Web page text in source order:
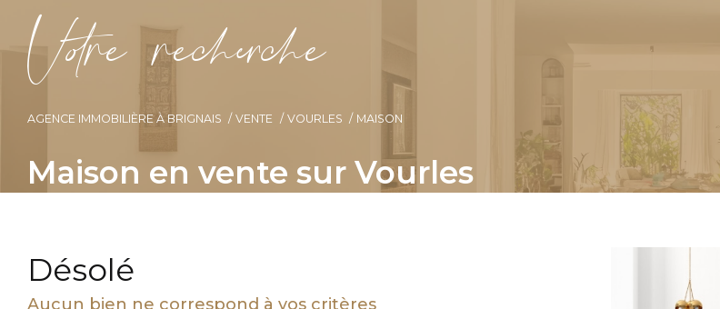
Vore recece
AGENCE IMMOBILIÈRE À BRIGNAIS VENTE VOURLES MAISON
Maison en vente sur Vourles
Désolé
Aucun bien ne correspond à vos critères